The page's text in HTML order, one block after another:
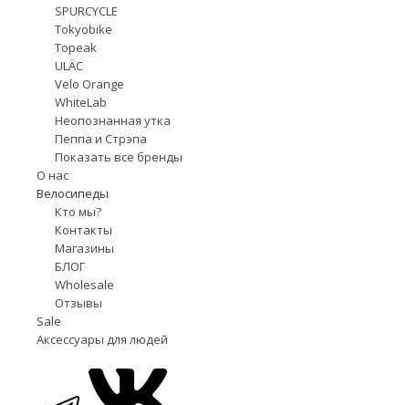
SPURCYCLE
Tokyobike
Topeak
ULÄC
Velo Orange
WhiteLab
Неопознанная утка
Пеппа и Стрэпа
Показать все бренды
О нас
Велосипеды
Кто мы?
Контакты
Магазины
БЛОГ
Wholesale
Отзывы
Sale
Аксессуары для людей